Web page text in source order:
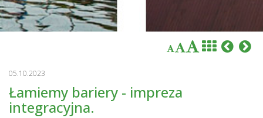
05.10.2023
Łamiemy bariery - impreza
integracyjna.